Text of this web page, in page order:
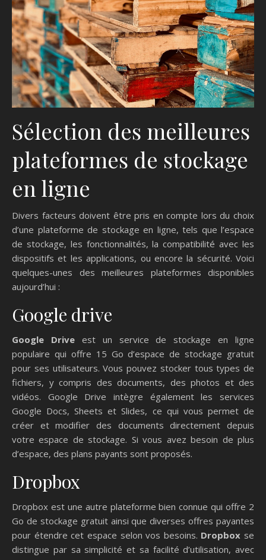
Sélection des meilleures
plateformes de stockage
en ligne
Divers facteurs doivent être pris en compte lors du choix
d’une plateforme de stockage en ligne, tels que l’espace
de stockage, les fonctionnalités, la compatibilité avec les
dispositifs et les applications, ou encore la sécurité. Voici
quelques-unes des meilleures plateformes disponibles
aujourd’hui :
Google drive
Google Driveest un service de stockage en ligne
populaire qui offre 15 Go d’espace de stockage gratuit
pour ses utilisateurs. Vous pouvez stocker tous types de
fichiers, y compris des documents, des photos et des
vidéos. Google Drive intègre également les services
Google Docs, Sheets et Slides, ce qui vous permet de
créer et modifier des documents directement depuis
votre espace de stockage. Si vous avez besoin de plus
d’espace, des plans payants sont proposés.
Dropbox
Dropbox est une autre plateforme bien connue qui offre 2
Go de stockage gratuit ainsi que diverses offres payantes
pour étendre cet espace selon vos besoins. Dropbox se
distingue par sa simplicité et sa facilité d’utilisation, avec